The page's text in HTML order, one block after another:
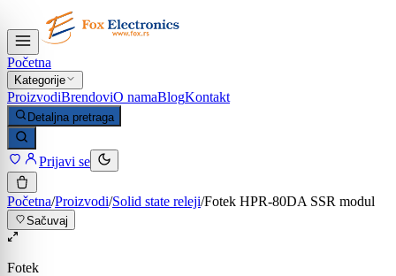
Početna
Kategorije
ProizvodiBrendoviO namaBlogKontakt
Detaljna pretraga
Prijavi se
Početna/Proizvodi/Solid state releji/Fotek HPR-80DA SSR modul
Sačuvaj
Fotek